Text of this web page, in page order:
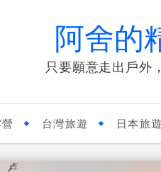
阿舍的
只要願意走出戶外
台灣旅遊 日本旅遊